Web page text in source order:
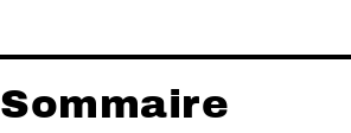
Sommaire